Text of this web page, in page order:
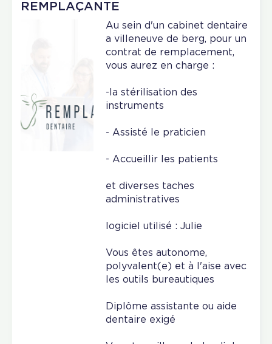
REMPLAÇANTE
Au sein d'un cabinet dentaire
a villeneuve de berg, pour un
contrat de remplacement,
vous aurez en charge :
-la stérilisation des
instruments
- Assisté le praticien
- Accueillir les patients
et diverses taches
administratives
logiciel utilisé : Julie
Vous êtes autonome,
polyvalent(e) et à l'aise avec
les outils bureautiques
Diplôme assistante ou aide
dentaire exigé